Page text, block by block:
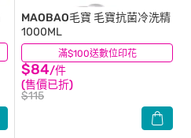
滿$100送數位印花
MAOBAO毛寶 毛寶抗菌冷洗精
1000ML
$84/件
(售價已折)
$115
(5)